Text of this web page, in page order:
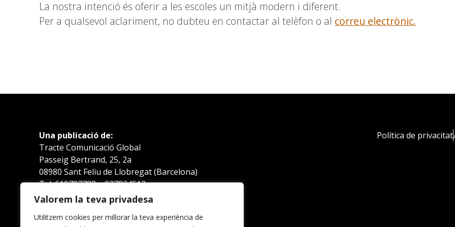
Valorem la teva privadesa
Utilitzem cookies per millorar la teva experiència de
La nostra intenció és oferir a les escoles un mitjà modern i diferent.
Per a qualsevol aclariment, no dubteu en contactar al telèfon o al correu electrònic.
Una publicació de:
Tracte Comunicació Global
Passeig Bertrand, 25, 2a
08980 Sant Feliu de Llobregat (Barcelona)
Tel. 619787788 – 937824513
eltricicle.cat
eltricicle@eltricicle.cat
Política de privacitat